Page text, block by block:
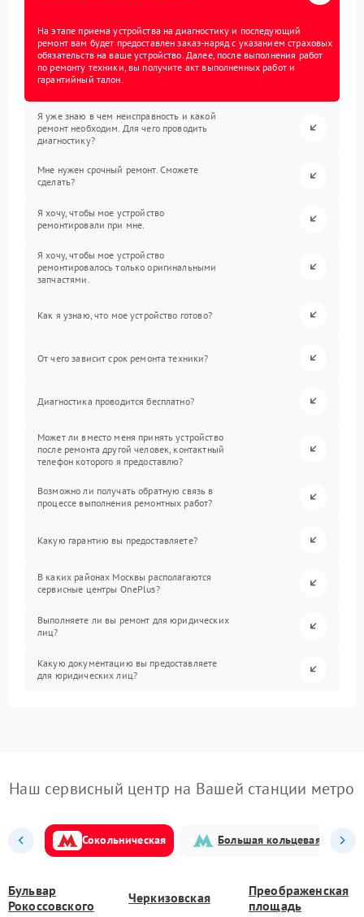
На этапе приема устройства на диагностику и последующий
ремонт вам будет предоставлен заказ-наряд с указанием страховых
обязательств на ваше устройство. Далее, после выполнения работ
по ремонту техники, вы получите акт выполненных работ и
гарантийный талон.
Я уже знаю в чем неисправность и какой
ремонт необходим. Для чего проводить
диагностику?
Мне нужен срочный ремонт. Сможете
сделать?
Я хочу, чтобы мое устройство
ремонтировали при мне.
Я хочу, чтобы мое устройство
ремонтировалось только оригинальными
запчастями.
Как я узнаю, что мое устройство готово?
От чего зависит срок ремонта техники?
Диагностика проводится бесплатно?
Может ли вместо меня принять устройство
после ремонта другой человек, контактный
телефон которого я предоставлю?
Возможно ли получать обратную связь в
процессе выполнения ремонтных работ?
Какую гарантию вы предоставляете?
В каких районах Москвы располагаются
сервисные центры OnePlus?
Выполняете ли вы ремонт для юридических
лиц?
Какую документацию вы предоставляете
для юридических лиц?
Наш сервисный центр на Вашей станции метро
Сокольническая Большая кольцевая
Бульвар
Рокоссовского
Черкизовская
Преображенская
площадь